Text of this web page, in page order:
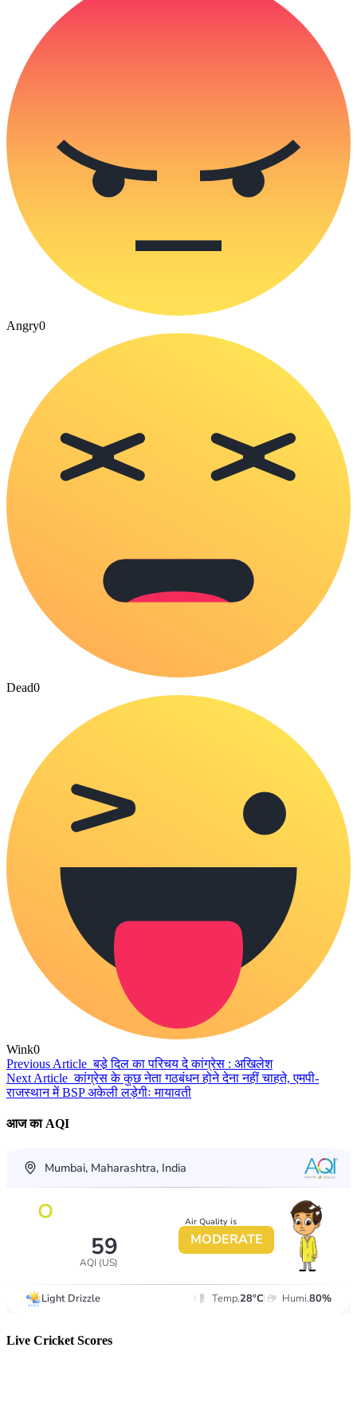
Angry0
Dead0
Wink0
Previous Article बडे़ दिल का परिचय दे कांग्रेस : अखिलेश
Next Article कांग्रेस के कुछ नेता गठबंधन होने देना नहीं चाहते, एमपी-
राजस्थान में BSP अकेली लड़ेगीः मायावती
आज का AQI
Live Cricket Scores